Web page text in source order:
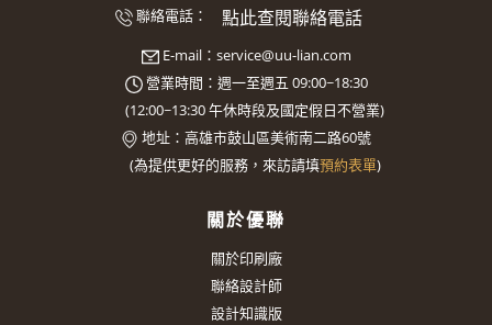
聯絡電話： 點此查閱聯絡電話
E-mail： service@uu-lian.com
營業時間：週一至週五 09:00~18:30
(12:00~13:30午休時段及國定假日不營業)
地址： 高雄市鼓山區美術南二路60號
(為提供更好的服務，來訪請填預約表單)
關於優聯
關於印刷廠
聯絡設計師
設計知識版